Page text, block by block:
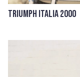
Triumph Italia 2000